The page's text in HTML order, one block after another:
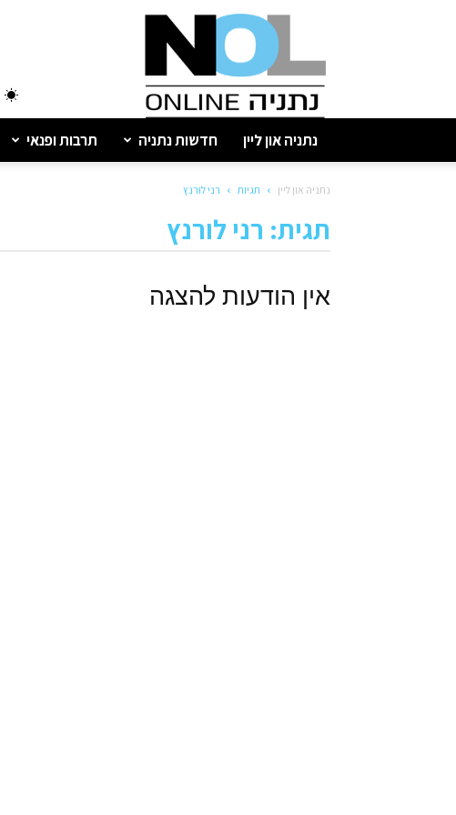
נתניה
נתניה און ליין חדשות נתניה תרבות ופנאי
נתניה און ליין תגיות רני לורנץ
תגית: רני לורנץ
אין הודעות להצגה